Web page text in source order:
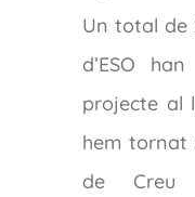
Un total de
d’ESO
projecte al
hem tornat
de Creu